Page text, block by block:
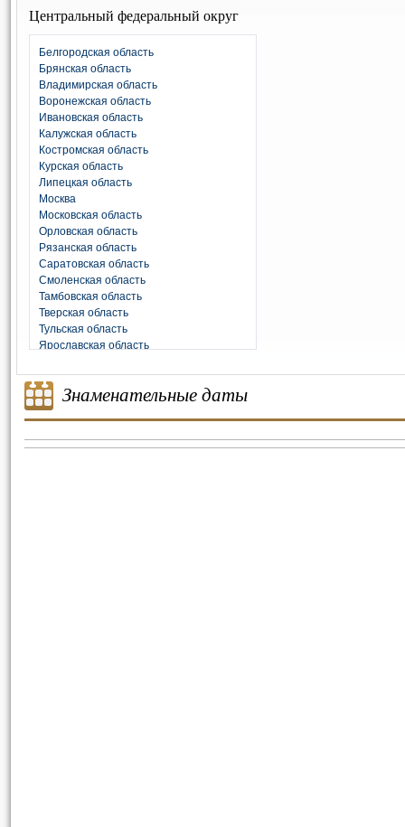
Центральный федеральный округ
Белгородская область
Брянская область
Владимирская область
Воронежская область
Ивановская область
Калужская область
Костромская область
Курская область
Липецкая область
Москва
Московская область
Орловская область
Рязанская область
Саратовская область
Смоленская область
Тамбовская область
Тверская область
Тульская область
Ярославская область
Знаменательные даты